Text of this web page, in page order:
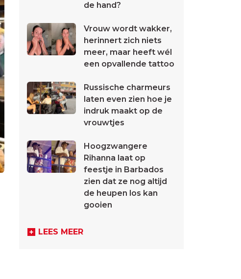
de hand?
Vrouw wordt wakker,
herinnert zich niets
meer, maar heeft wél
een opvallende tattoo
Russische charmeurs
laten even zien hoe je
indruk maakt op de
vrouwtjes
Hoogzwangere
Rihanna laat op
feestje in Barbados
zien dat ze nog altijd
de heupen los kan
gooien
LEES MEER